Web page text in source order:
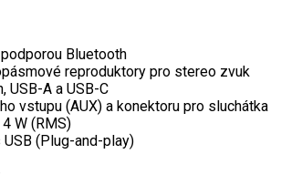
Bluetooth
reproduktory pro stereo zvuk
USB-A a USB-C
vstupu (AUX) a konektoru pro sluchátka
W (RMS)
(Plug-and-play)